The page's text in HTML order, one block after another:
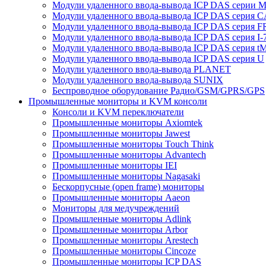
Модули удаленного ввода-вывода ICP DAS серии M
Модули удаленного ввода-вывода ICP DAS серия
Модули удаленного ввода-вывода ICP DAS серия
Модули удаленного ввода-вывода ICP DAS серия I-
Модули удаленного ввода-вывода ICP DAS серия
Модули удаленного ввода-вывода ICP DAS серия U
Модули удаленного ввода-вывода PLANET
Модули удаленного ввода-вывода SUNIX
Беспроводное оборудование Радио/GSM/GPRS/GPS
Промышленные мониторы и KVM консоли
Консоли и KVM переключатели
Промышленные мониторы Axiomtek
Промышленные мониторы Jawest
Промышленные мониторы Touch Think
Промышленные мониторы Advantech
Промышленные мониторы IEI
Промышленные мониторы Nagasaki
Бескорпусные (open frame) мониторы
Промышленные мониторы Aaeon
Мониторы для медучреждений
Промышленные мониторы Adlink
Промышленные мониторы Arbor
Промышленные мониторы Arestech
Промышленные мониторы Cincoze
Промышленные мониторы ICP DAS